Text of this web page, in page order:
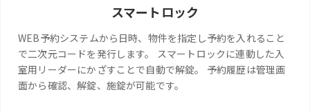
スマートロック
WEB予約システムから日時、物件を指定し予約を入れること
で二次元コードを発行します。 スマートロックに連動した入
室用リーダーにかざすことで自動で解錠。 予約履歴は管理画
面から確認、解錠、施錠が可能です。